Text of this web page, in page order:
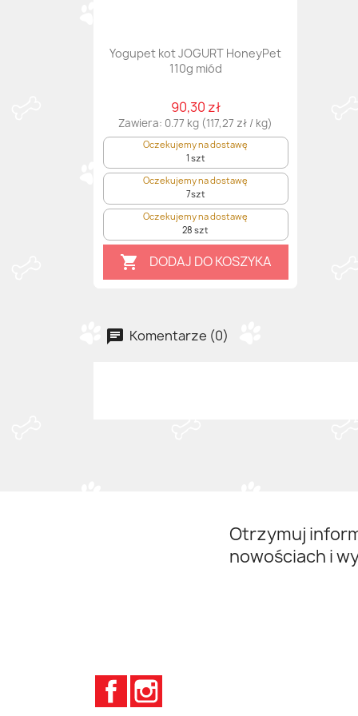
Yogupet kot JOGURT HoneyPet
110g miód
90,30 zł
Zawiera: 0.77 kg (117,27 zł / kg)
Oczekujemy na dostawę
1 szt
Oczekujemy na dostawę
7szt
Oczekujemy na dostawę
28 szt
 DODAJ DO KOSZYKA
Komentarze (0)
Otrzymuj
nowościach i
Facebook